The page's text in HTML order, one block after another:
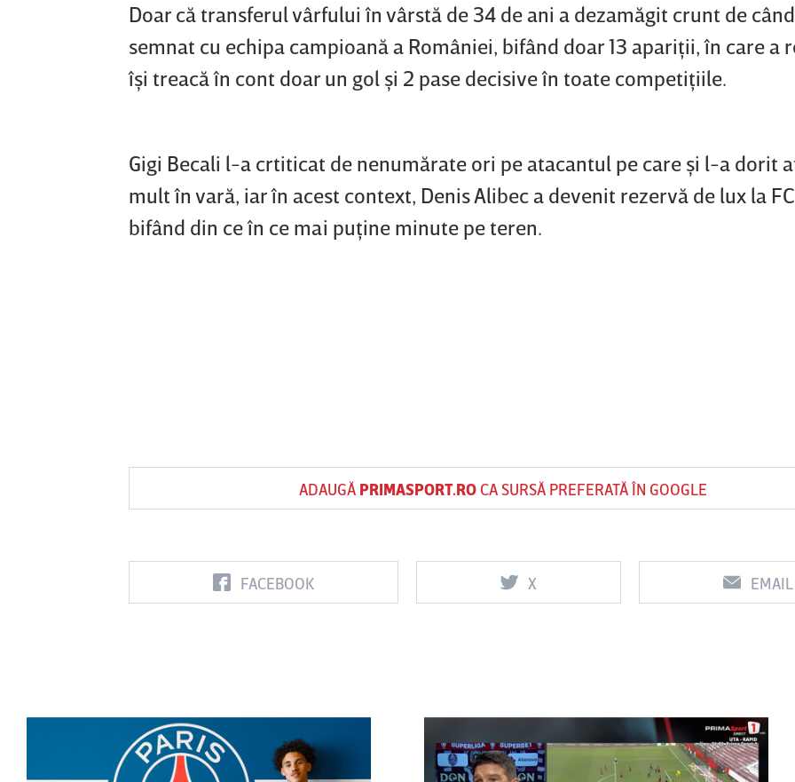
Doar că transferul vârfului în vârstă de 34 de ani a dezamăgit crunt de
semnat cu echipa campioană a României, bifând doar 13 apariţii, în care a
îşi treacă în cont doar un gol şi 2 pase decisive în toate competiţiile.
Gigi Becali l-a crtiticat de nenumărate ori pe atacantul pe care şi l-a dorit
mult în vară, iar în acest context, Denis Alibec a devenit rezervă de lux la
bifând din ce în ce mai puţine minute pe teren.
ADAUGĂ PRIMASPORT.ROCA SURSĂ PREFERATĂ ÎN GOOGLE
FACEBOOK X EMAIL